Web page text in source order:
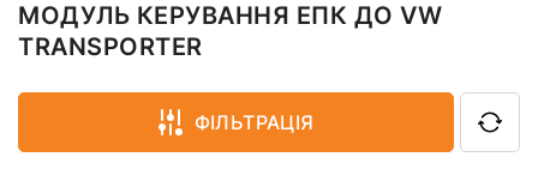
МОДУЛЬ КЕРУВАННЯ ЕПК ДО VW
TRANSPORTER
ФІЛЬТРАЦІЯ